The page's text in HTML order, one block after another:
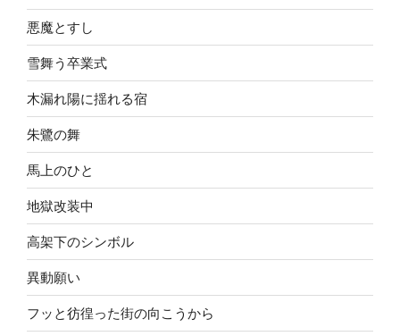
悪魔とすし
雪舞う卒業式
木漏れ陽に揺れる宿
朱鷺の舞
馬上のひと
地獄改装中
高架下のシンボル
異動願い
フッと彷徨った街の向こうから